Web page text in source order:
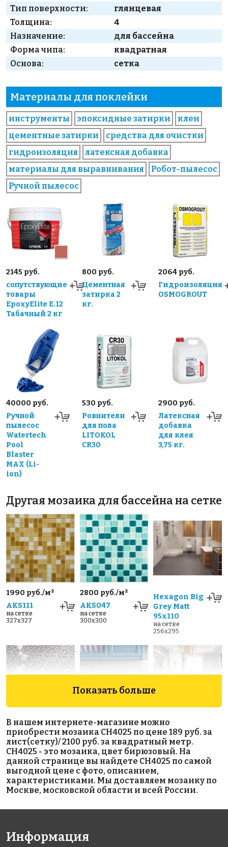
Тип поверхности:
глянцевая
Толщина:
4
Назначение:
для бассейна
Форма чипа:
квадратная
Основа:
сетка
Материалы для поклейки
инструменты эпоксидные затирки
клеи
цементные затирки
средства для очистки
гидроизоляция
латексная добавка
материалы для выравнивания
Робот-пылесос
Ручной пылесос
2145 руб.
сопутствующие
товары
EpoxyElite E.12
Табачный 2 кг
800 руб.
Цементная
затирка 2
кг.
2064 руб.
Гидроизоляция
OSMOGROUT
40000 руб.
Ручной
пылесос
Watertech
Pool
Blaster
MAX (Li-
ion)
530 руб.
Ровнители
для пола
LITOKOL
CR30
2900 руб.
Латексная
добавка
для клея
3,75 кг.
Другая мозаика для бассейна на сетке
1990 руб./м²
AKS111
на сетке
327x327
2800 руб./м²
AKS047
на сетке
300x300
Hexagon Big
Grey Matt
95x110
на сетке
256x295
BLACK MIX
на сетке
307x317
Fan Shape
Light Grey
Glossy
на сетке
293x274
LIGHT GREY
на сетке
259x259
Показать больше
В нашем интернете-магазине можно
приобрести мозаика CH4025 по цене 189 руб. за
лист(сетку)/ 2100 руб. за квадратный метр.
CH4025 - это мозаика, цвет бирюзовый. На
данной странице вы найдете CH4025 по самой
выгодной цене с фото, описанием,
характеристиками. Мы доставляем мозаику по
Москве, московской области и всей России.
Информация